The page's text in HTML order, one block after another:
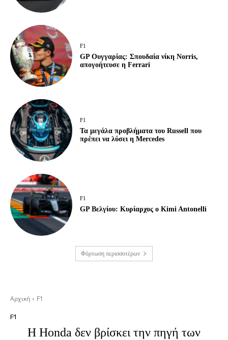
F1
GP Ουγγαρίας: Σπουδαία νίκη Norris,
απογοήτευσε η Ferrari
F1
Τα μεγάλα προβλήματα του Russell που
πρέπει να λύσει η Mercedes
F1
GP Βελγίου: Κυρίαρχος ο Kimi Antonelli
Φόρτωση περισσοτέρων